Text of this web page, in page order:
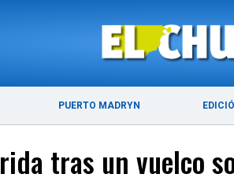
PUERTO MADRYN
ÚLTIMAS
tras un vuelco